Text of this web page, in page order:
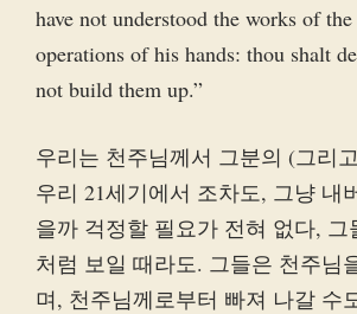
have not understood the works of
operations of his hands: thou shalt
not build them up.”
우리는 천주님께서 그분의 (그리
우리 21세기에서 조차도, 그냥 내
을까 걱정할 필요가 전혀 없다, 그
처럼 보일 때라도. 그들은 천주님
며, 천주님께로부터 빠져 나갈 수